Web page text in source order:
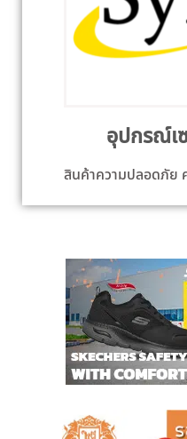
อุปกรณ์เ
สินค้าความปลอดภัย